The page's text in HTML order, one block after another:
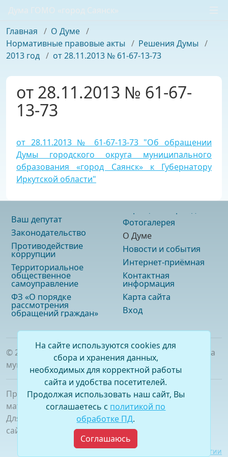
Дума ГОМО «город Саянск»
Главная / О Думе /
Нормативные правовые акты / Решения Думы /
2013 год / от 28.11.2013 № 61-67-13-73
от 28.11.2013 № 61-67-
13-73
от 28.11.2013 № 61-67-13-73 "Об обращении
Думы городского округа муниципального
образования «город Саянск» к Губернатору
Иркутской области"
Ваш депутат
Законодательство
Противодействие
коррупции
Территориальное
общественное
самоуправление
ФЗ «О порядке
рассмотрения
обращений граждан»
Фотогалерея
О Думе
Новости и события
Интернет-приёмная
Контактная
информация
Карта сайта
Вход
© 2026
. Официальный сайт Думы городского округа
муниципального образования «город Саянск»
При полном или частичном использовании
материалов ссылка на сайт обязательна.
Для сетевых изданий обязательна гиперссылка на
сайт –
www.dumasayansk.ru
Разработка сайта: Виртуальные технологии
На сайте используются cookies для
сбора и хранения данных,
необходимых для корректной работы
сайта и удобства посетителей.
Продолжая использовать наш сайт, Вы
соглашаетесь с политикой по
обработке ПД.
Соглашаюсь